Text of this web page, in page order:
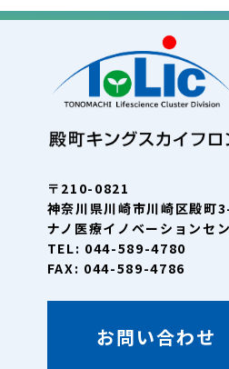
〒210-0821
神奈川県川崎市川崎区殿町
ナノ医療イノベーションセ
TEL: 044-589-4780
FAX: 044-589-4786
お問い合わせ